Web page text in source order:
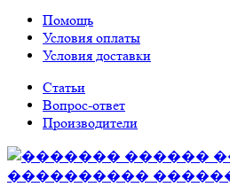
Помощь
Условия оплаты
Условия доставки
Статьи
Вопрос-ответ
Производители